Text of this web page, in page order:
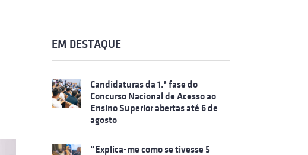
EM DESTAQUE
Candidaturas da 1.ª fase do
Concurso Nacional de Acesso ao
Ensino Superior abertas até 6 de
agosto
“Explica-me como se tivesse 5